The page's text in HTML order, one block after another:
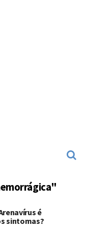
é
sintomas?